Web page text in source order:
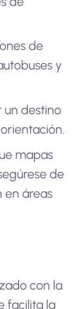
de
y
un destino
mapas
de
en áreas
con la
facilita la